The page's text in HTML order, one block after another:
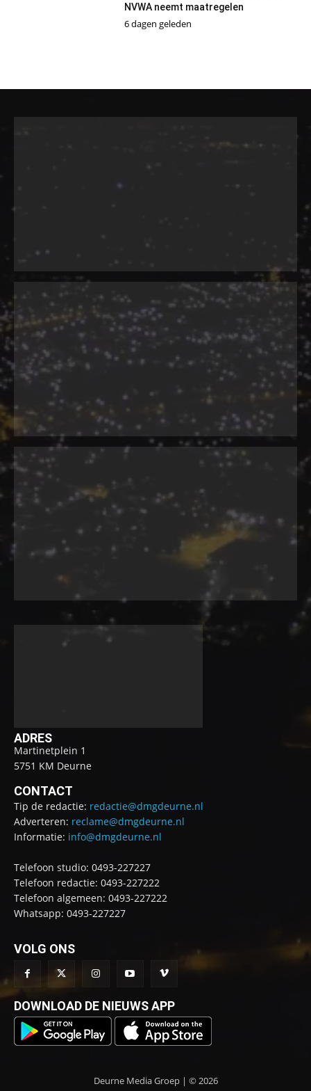
NVWA neemt maatregelen
6 dagen geleden
ADRES
Martinetplein 1
5751 KM Deurne
CONTACT
Tip de redactie: redactie@dmgdeurne.nl
Adverteren: reclame@dmgdeurne.nl
Informatie: info@dmgdeurne.nl
Telefoon studio: 0493-227227
Telefoon redactie: 0493-227222
Telefoon algemeen: 0493-227222
Whatsapp: 0493-227227
VOLG ONS
DOWNLOAD DE NIEUWS APP
Deurne Media Groep | © 2026